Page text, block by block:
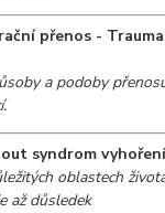
přenos -
a podoby
syndrom
oblastech
až důsledek